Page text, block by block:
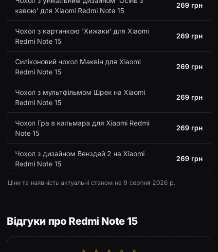
кавою' для Xiaomi Redmi Note 15
269 грн
Чохол з картинкою 'Хижаки' для Xiaomi
Redmi Note 15
269 грн
Силіконовий чохол Маквін для Xiaomi
Redmi Note 15
269 грн
Чохол з мультфільмом Шрек на Xiaomi
Redmi Note 15
269 грн
Чохол Гра в кальмара для Xiaomi Redmi
Note 15
269 грн
Чохол з дизайном Венздей 2 на Xiaomi
Redmi Note 15
269 грн
Ціни та наявність актуальні станом на 9 серпня 2026 р.
Відгуки про Redmi Note 15